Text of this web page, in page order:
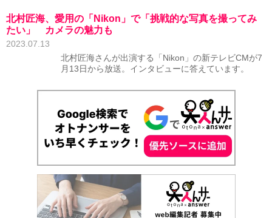
北村匠海、愛用の「Nikon」で「挑戦的な写真を撮ってみ
たい」 カメラの魅力も
2023.07.13
北村匠海さんが出演する「Nikon」の新テレビCMが7
月13日から放送。インタビューに答えています。